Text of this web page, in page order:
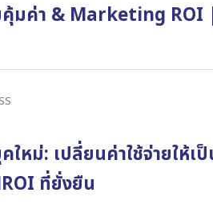
คุ้มค่า & Marketing
ใหม่: เปลี่ยนค่าใช้จ่ายให้
ที่ยั่งยืน